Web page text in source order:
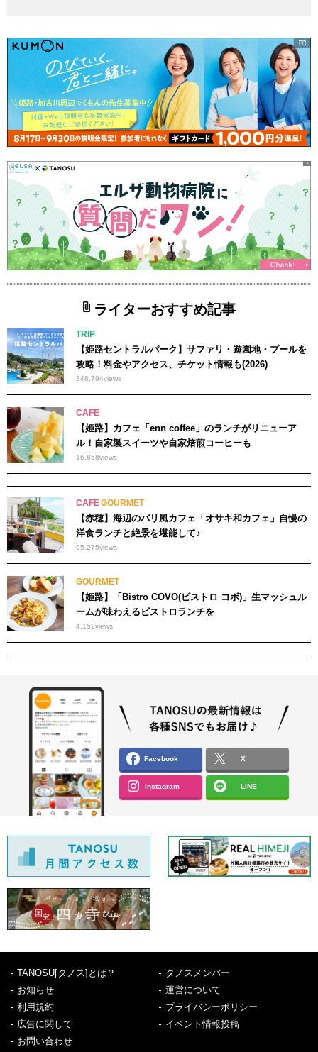
ライターおすすめ記事
TRIP
【姫路セントラルパーク】サファリ・遊園地・プールを
攻略！料金やアクセス、チケット情報も(2026)
348,794views
CAFE
【姫路】カフェ「enn coffee」のランチがリニューア
ル！自家製スイーツや自家焙煎コーヒーも
16,858views
CAFEGOURMET
【赤穂】海辺のバリ風カフェ「オサキ和カフェ」自慢の
洋食ランチと絶景を堪能して♪
95,275views
GOURMET
【姫路】「Bistro COVO(ビストロ コボ)」生マッシュル
ームが味わえるビストロランチを
4,152views
Facebook X
Instagram LINE
TANOSU[タノス]とは？
タノスメンバー
お知らせ
運営について
利用規約
プライバシーポリシー
広告に関して
イベント情報投稿
お問い合わせ